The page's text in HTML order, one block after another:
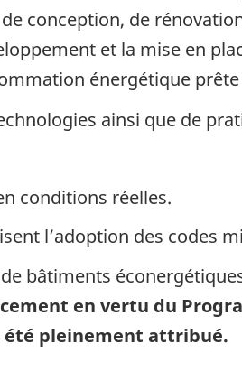
conception, de
et la mise en
énergétique
ainsi que de
conditions réelles.
l’adoption des codes
bâtiments
en vertu du
été pleinement attribué.